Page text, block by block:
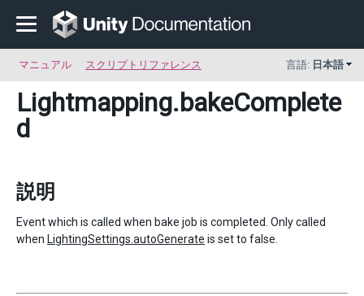
マニュアル スクリプトリファレンス 言語: 日本語
Lightmapping.bakeComplete
d
説明
Event which is called when bake job is completed. Only called
when LightingSettings.autoGenerate is set to false.